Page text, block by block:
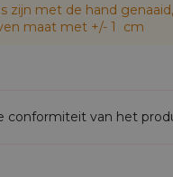
zijn met de hand
maat met +/- 1 cm
conformiteit van het